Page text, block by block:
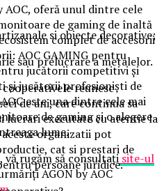
AOC, oferă unul dintre cele
de gaming de înaltă
complet de accesorii
AOC GAMING pentru
jucătorii competitivi și
și jucătorii profesioniști de
este una dintre cele mai
de gaming și o alegere
lume.
rugăm să consultați site-ul
AGON by AOC
si obiecte decorative;
sau prelucrare a metalelor.
reunesc
de ani, care continua sa
lucrari executate cu atentie la
organizatii pot
cat si prestari de
persoane juridice.